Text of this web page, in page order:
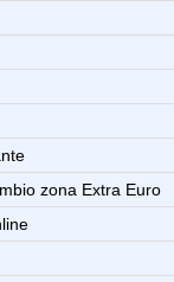
zona Extra Euro